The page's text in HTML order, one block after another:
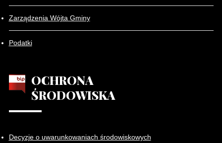
Zarządzenia Wójta Gminy
Podatki
OCHRONA
ŚRODOWISKA
Decyzje o uwarunkowaniach środowiskowych